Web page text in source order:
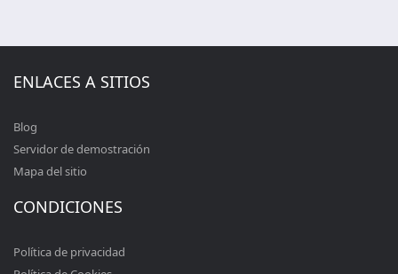
ENLACES A SITIOS
Blog
Servidor de demostración
Mapa del sitio
CONDICIONES
Política de privacidad